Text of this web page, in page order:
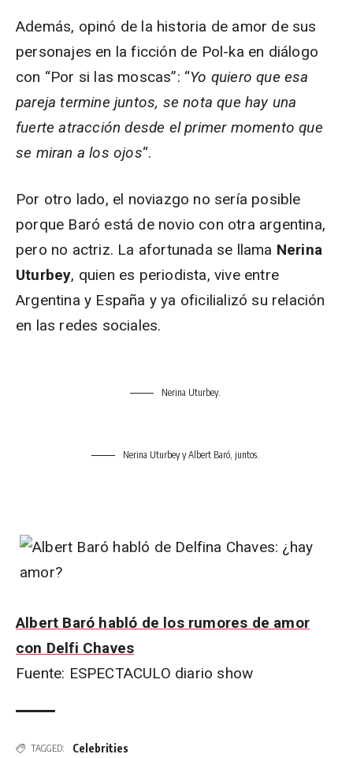
Además, opinó de la historia de amor de sus
personajes en la ficción de Pol-ka en diálogo
con “Por si las moscas”: “Yo quiero que esa
pareja termine juntos, se nota que hay una
fuerte atracción desde el primer momento que
se miran a los ojos“.
Por otro lado, el noviazgo no sería posible
porque Baró está de novio con otra argentina,
pero no actriz. La afortunada se llama Nerina
Uturbey, quien es periodista, vive entre
Argentina y España y ya oficilializó su relación
en las redes sociales.
Nerina Uturbey.
Nerina Uturbey y Albert Baró, juntos.
Albert Baró habló de los rumores de amor
con Delfi Chaves
Fuente: ESPECTACULO diario show
TAGGED: Celebrities